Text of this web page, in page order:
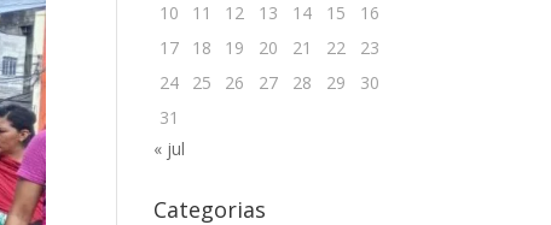
10
11 12 13 14 15
16
17
18 19 20 21 22
23
24
25 26 27 28 29
30
31
« jul
Categorias